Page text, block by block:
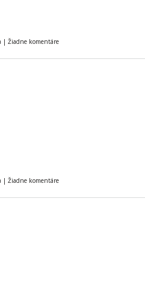
| Žiadne komentáre
| Žiadne komentáre